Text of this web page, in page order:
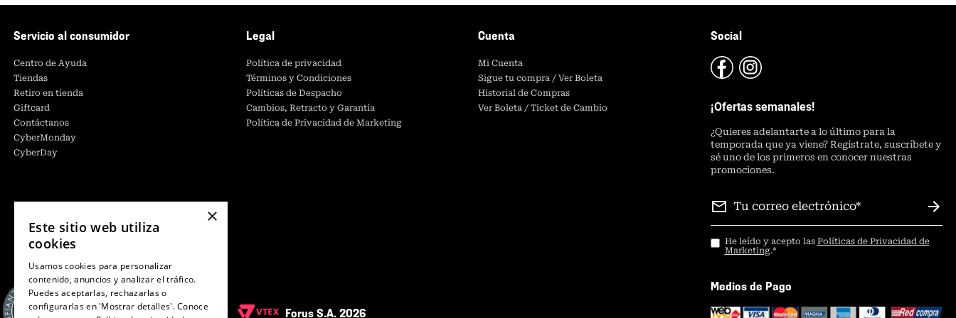
Servicio al consumidor
Centro de Ayuda
Tiendas
Retiro en tienda
Giftcard
Contáctanos
CyberMonday
CyberDay
Legal
Política de privacidad
Términos y Condiciones
Políticas de Despacho
Cambios, Retracto y Garantía
Política de Privacidad de Marketing
Cuenta
Mi Cuenta
Sigue tu compra / Ver Boleta
Historial de Compras
Ver Boleta / Ticket de Cambio
Social
¡Ofertas semanales!
¿Quieres adelantarte a lo último para la
temporada que ya viene? Regístrate, suscríbete y
sé uno de los primeros en conocer nuestras
promociones.
He leído y acepto las Políticas de Privacidad de
Marketing.*
Medios de Pago
Forus S.A. 2026
×
Este sitio web utiliza
cookies
Usamos cookies para personalizar
contenido, anuncios y analizar el tráfico.
Puedes aceptarlas, rechazarlas o
configurarlas en 'Mostrar detalles'. Conoce